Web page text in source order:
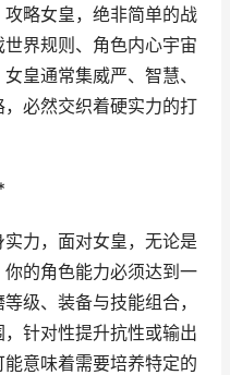
略女皇，绝非简单的战
界规则、角色内心宇宙
皇通常集威严、智慧、
必然交织着硬实力的打
力，面对女皇，无论是
的角色能力必须达到一
级、装备与技能组合，
针对性提升抗性或输出
意味着需要培养特定的